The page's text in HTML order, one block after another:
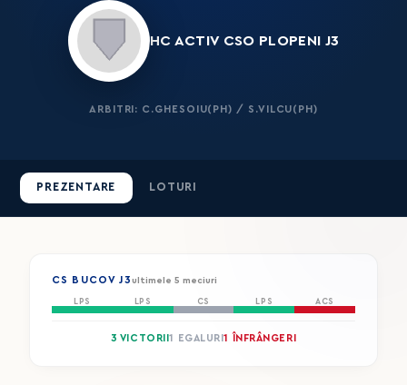
HC ACTIV CSO PLOPENI J3
ARBITRI: C.GHESOIU(PH) / S.VILCU(PH)
PREZENTARE LOTURI
CS BUCOV J3 ultimele 5 meciuri
LPS LPS CS LPS ACS
3 VICTORII1 EGALURI1 ÎNFRÂNGERI